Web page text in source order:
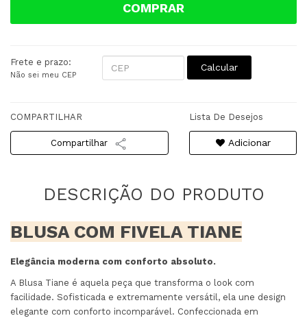
COMPRAR
Frete e prazo:
Não sei meu CEP
Calcular
COMPARTILHAR
Compartilhar
Lista De Desejos
Adicionar
BLUSA COM FIVELA TIANE
Elegância moderna com conforto absoluto.
A Blusa Tiane é aquela peça que transforma o look com
facilidade. Sofisticada e extremamente versátil, ela une design
elegante com conforto incomparável. Confeccionada em